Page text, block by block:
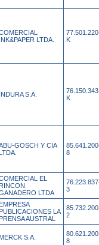
INK&PAPER LTDA.
K
INDURA S.A.
K
GOSCH Y CIA
LTDA.
8
EL
RINCON
LTDA
3
EMPRESA
PUBLICACIONES LA
PRENSA AUSTRAL
2
MERCK S.A.
8